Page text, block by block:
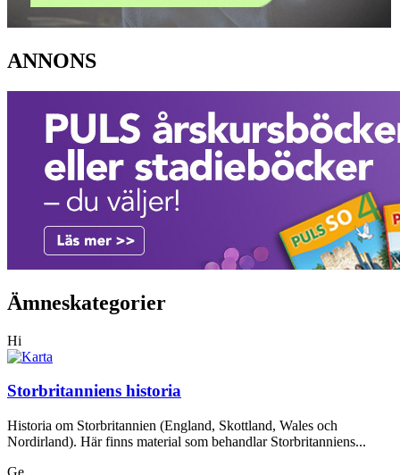
ANNONS
Ämneskategorier
Hi
Storbritanniens historia
Historia om Storbritannien (England, Skottland, Wales och
Nordirland). Här finns material som behandlar Storbritanniens...